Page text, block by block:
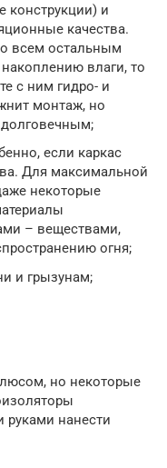
конструкции) и
качества.
всем остальным
влаги, то
с ним гидро- и
монтаж, но
долговечным;
если каркас
Для максимальной
некоторые
– веществами,
огня;
и грызунам;
но некоторые
нанести